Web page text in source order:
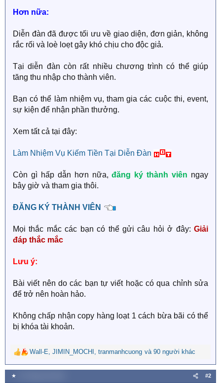
Hơn nữa:
Diễn đàn đã được tối ưu về giao diện, đơn giản, không
rắc rối và loè loẹt gây khó chịu cho độc giả.
Tại diễn đàn còn rất nhiều chương trình có thể giúp
tăng thu nhập cho thành viên.
Bạn có thể làm nhiệm vụ, tham gia các cuộc thi, event,
sự kiện để nhận phần thưởng.
Xem tất cả tại đây:
Làm Nhiệm Vụ Kiếm Tiền Tại Diễn Đàn
Còn gì hấp dẫn hơn nữa,đăng ký thành viên ngay
bây giờ và tham gia thôi.
ĐĂNG KÝ THÀNH VIÊN
Mọi thắc mắc các bạn có thể gửi câu hỏi ở đây: Giải
đáp thắc mắc
Lưu ý:
Bài viết nên do các bạn tự viết hoặc có qua chỉnh sửa
để trở nên hoàn hảo.
Không chấp nhận copy hàng loạt 1 cách bừa bãi có thể
bị khóa tài khoản.
R
e
a
Wall-E, JIMIN_MOCHI , tranmanhcuong và 90 người khác
★ #2